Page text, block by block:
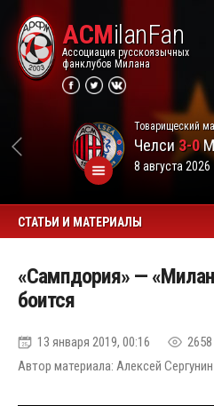
ACMilanFan
Ассоциация русскоязычных
фанклубов Милана
Товарищеский
Челси3-0
8 августа 2026
СТАТЬИ И МАТЕРИАЛЫ
«Сампдория» —
боится
13 января 2019, 00:16
2658
Автор материала: Алексей Сергунин